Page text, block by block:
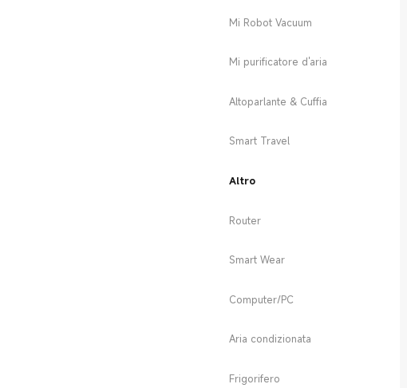
Mi Robot Vacuum
Mi purificatore d'aria
Altoparlante & Cuffia
Smart Travel
Altro
Router
Smart Wear
Computer/PC
Aria condizionata
Frigorifero